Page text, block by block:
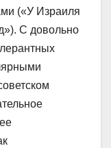
(«У Израиля
С довольно